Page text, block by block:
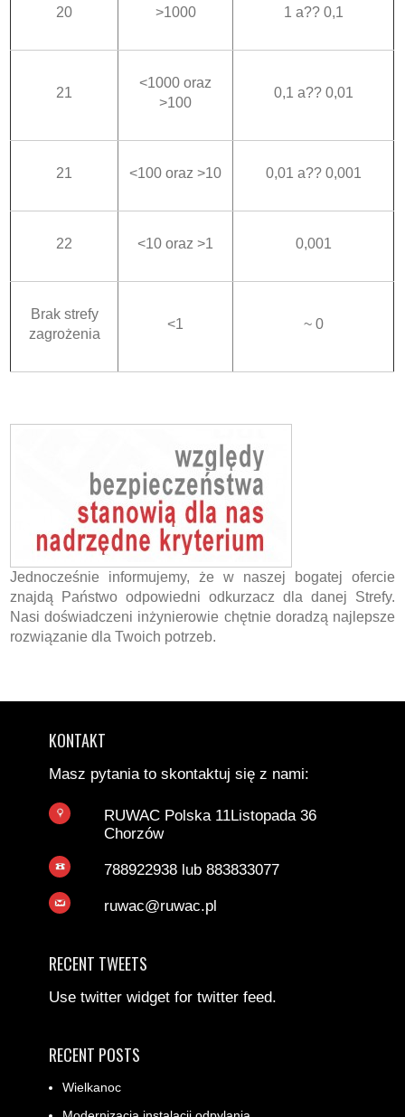
20 >1000 1 a?? 0,1
21
<1000 oraz
>100
0,1 a?? 0,01
21 <100 oraz >10 0,01 a?? 0,001
22 <10 oraz >1 0,001
Brak strefy
zagrożenia
<1 ~ 0
Jednocześnie informujemy, że w naszej bogatej ofercie
znajdą Państwo odpowiedni odkurzacz dla danej Strefy.
Nasi doświadczeni inżynierowie chętnie doradzą najlepsze
rozwiązanie dla Twoich potrzeb.
KONTAKT
Masz pytania to skontaktuj się z nami:
RUWAC Polska 11Listopada 36
Chorzów
788922938 lub 883833077
ruwac@ruwac.pl
RECENT TWEETS
Use twitter widget for twitter feed.
RECENT POSTS
Wielkanoc